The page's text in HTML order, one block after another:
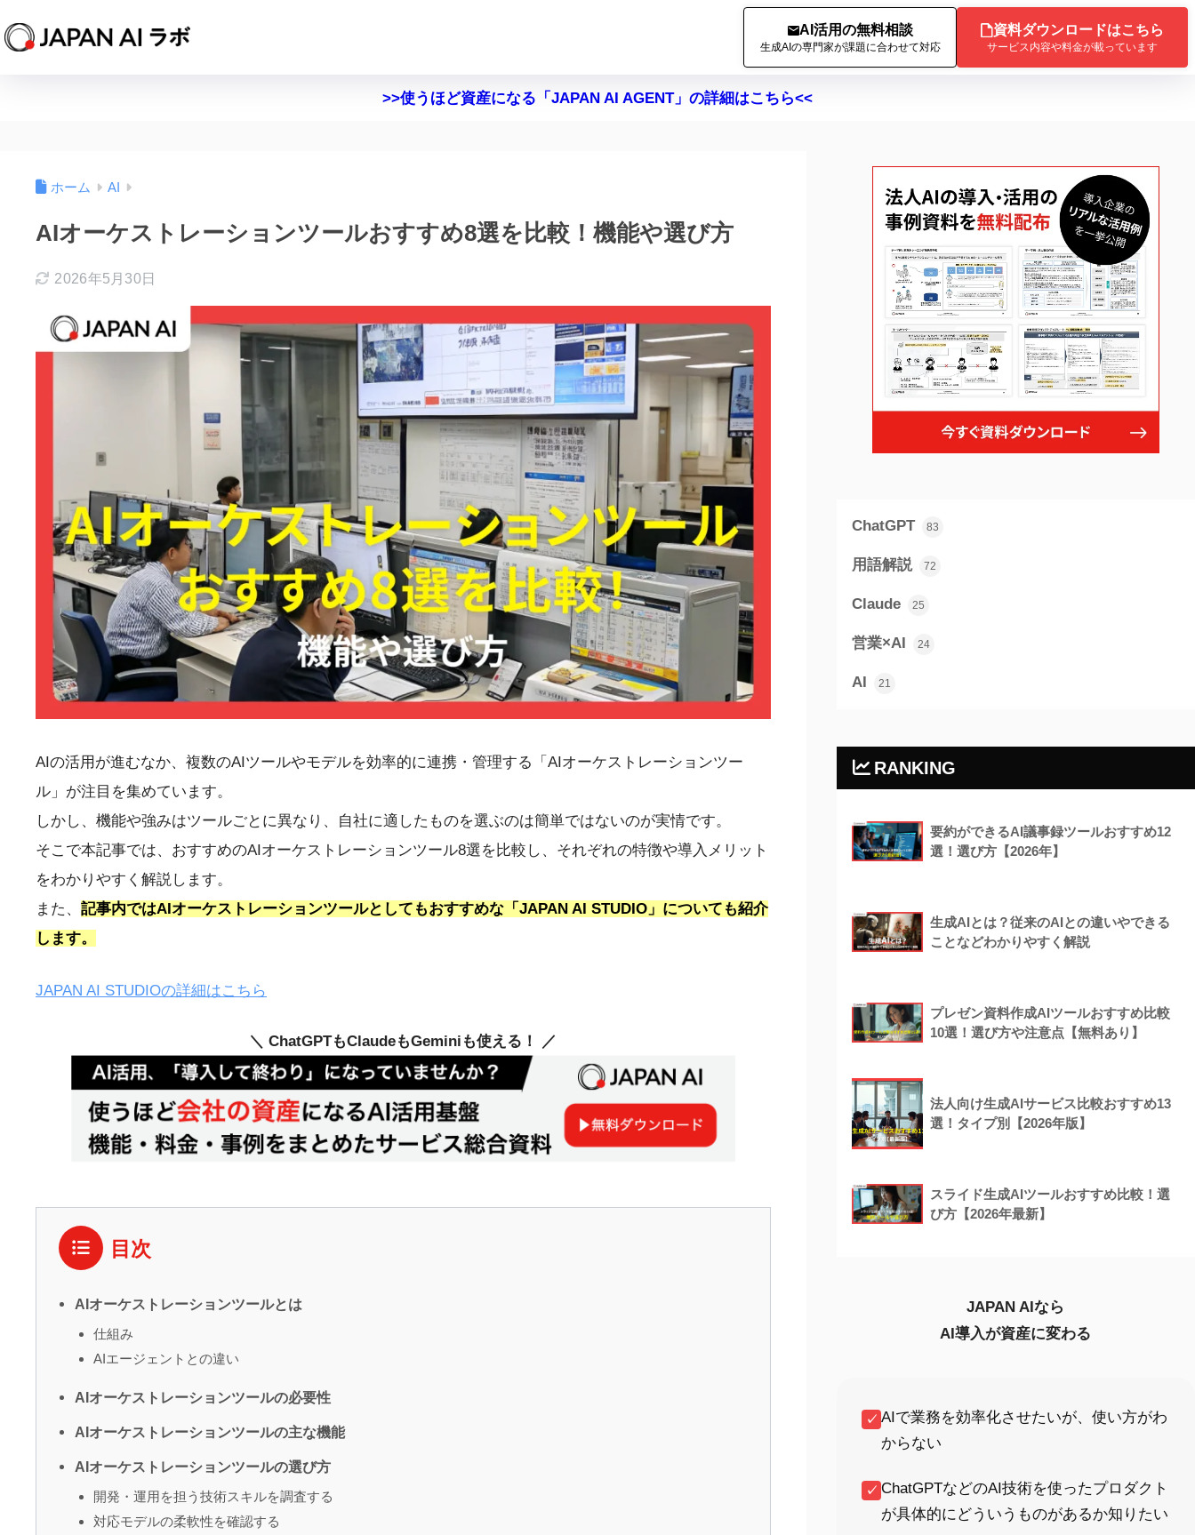
AI活用の無料相談
生成AIの専門家が課題に合わせて対応
資料ダウンロードはこちら
サービス内容や料金が載っています
>>使うほど資産になる「JAPAN AI AGENT」の詳細はこちら<<
ホーム AI
AIオーケストレーションツールおすすめ8選を比較！機能や選び方
2026年5月30日
AIの活用が進むなか、複数のAIツールやモデルを効率的に連携・管理する「AIオーケストレーションツー
ル」が注目を集めています。
しかし、機能や強みはツールごとに異なり、自社に適したものを選ぶのは簡単ではないのが実情です。
そこで本記事では、おすすめのAIオーケストレーションツール8選を比較し、それぞれの特徴や導入メリット
をわかりやすく解説します。
また、 記事内ではAIオーケストレーションツールとしてもおすすめな「JAPAN AI STUDIO」についても紹介
します。
JAPAN AI STUDIOの詳細はこちら
＼ ChatGPTもClaudeもGeminiも使える！ ／
目次
AIオーケストレーションツールとは
仕組み
AIエージェントとの違い
AIオーケストレーションツールの必要性
AIオーケストレーションツールの主な機能
AIオーケストレーションツールの選び方
開発・運用を担う技術スキルを調査する
対応モデルの柔軟性を確認する
ChatGPT 83
用語解説 72
Claude 25
営業×AI 24
AI 21
RANKING
要約ができるAI議事録ツールおすすめ12
選！選び方【2026年】
生成AIとは？従来のAIとの違いやできる
ことなどわかりやすく解説
プレゼン資料作成AIツールおすすめ比較
10選！選び方や注意点【無料あり】
法人向け生成AIサービス比較おすすめ13
選！タイプ別【2026年版】
スライド生成AIツールおすすめ比較！選
び方【2026年最新】
JAPAN AIなら
AI導入が資産に変わる
✓ AIで業務を効率化させたいが、使い方がわ
からない
✓ ChatGPTなどのAI技術を使ったプロダクト
が具体的にどういうものがあるか知りたい